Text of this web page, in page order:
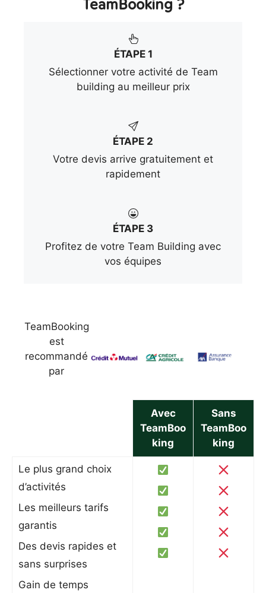
ÉTAPE 1
Sélectionner votre activité de Team
building au meilleur prix
ÉTAPE 2
Votre devis arrive gratuitement et
rapidement
ÉTAPE 3
Profitez de votre Team Building avec
vos équipes
TeamBooking
est
recommandé
par
Avec
TeamBoo
king
Sans
TeamBoo
king
Le plus grand choix
d’activités
Les meilleurs tarifs
garantis
Des devis rapides et
sans surprises
Gain de temps